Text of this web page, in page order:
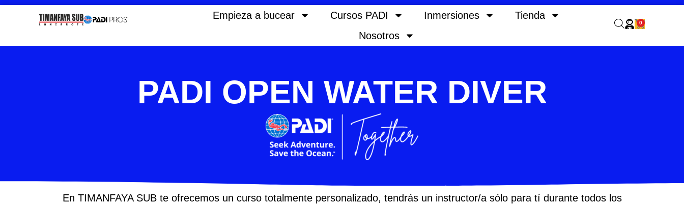
Ir
Empieza a bucear Cursos PADI Inmersiones
Tienda
Nosotros
0
PADI OPEN WATER DIVER
En TIMANFAYA SUB te ofrecemos un curso totalmente personalizado, tendrás un instructor/a sólo para tí durante todos los